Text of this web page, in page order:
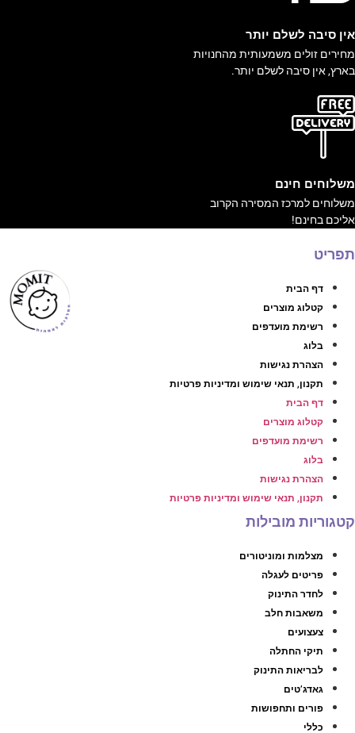
אין סיבה לשלם יותר
מחירים זולים משמעותית מהחנויות
בארץ, אין סיבה לשלם יותר.
משלוחים חינם
משלוחים למרכז המסירה הקרוב
אליכם בחינם!
תפריט
דף הבית
קטלוג מוצרים
רשימת מועדפים
בלוג
הצהרת נגישות
תקנון, תנאי שימוש ומדיניות פרטיות
דף הבית
קטלוג מוצרים
רשימת מועדפים
בלוג
הצהרת נגישות
תקנון, תנאי שימוש ומדיניות פרטיות
קטגוריות מובילות
מצלמות ומוניטורים
פריטים לעגלה
לחדר התינוק
משאבות חלב
צעצועים
תיקי החתלה
לבריאות התינוק
גאדג’טים
פורים ותחפושות
כללי